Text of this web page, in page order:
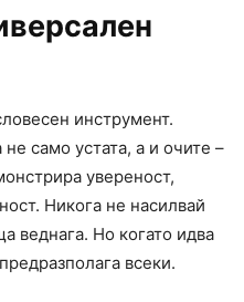
инструмент.
само устата, а и очите –
увереност,
Никога не насилвай
веднага. Но когато идва
всеки.